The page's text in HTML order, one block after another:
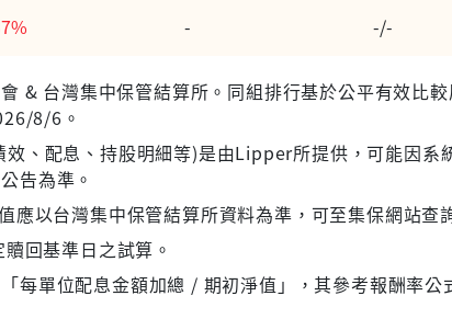
- -/-
& 台灣集中保管結算所。同組排行基於公平有效比
8/6。
、配息、持股明細等)是由Lipper所提供，可能因系
告為準。
應以台灣集中保管結算所資料為準，可至集保網站查
回基準日之試算。
每單位配息金額加總 / 期初淨值」，其參考報酬率公